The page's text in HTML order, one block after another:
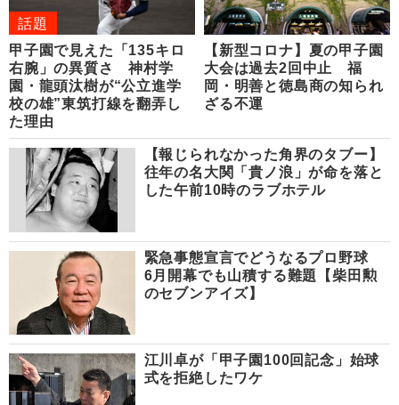
話題
甲子園で見えた「135キロ
右腕」の異質さ 神村学
園・龍頭汰樹が“公立進学
校の雄”東筑打線を翻弄し
た理由
【新型コロナ】夏の甲子園
大会は過去2回中止 福
岡・明善と徳島商の知られ
ざる不運
【報じられなかった角界のタブー】
往年の名大関「貴ノ浪」が命を落と
した午前10時のラブホテル
緊急事態宣言でどうなるプロ野球
6月開幕でも山積する難題【柴田勲
のセブンアイズ】
江川卓が「甲子園100回記念」始球
式を拒絶したワケ